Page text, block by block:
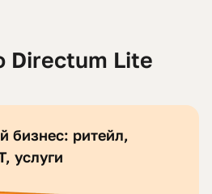
Directum Lite
бизнес: ритейл,
услуги